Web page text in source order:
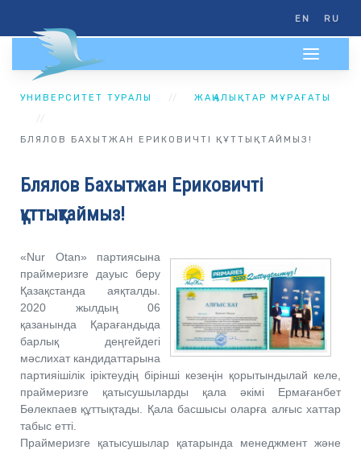
EN RU
УНИВЕРСИТЕТ ТУРАЛЫ ЖАҢАЛЫҚТАР МҰРАҒАТЫ
БЛЯЛОВ БАХЫТЖАН ЕРИКОВИЧТІ ҚҰТТЫҚТАЙМЫЗ!
Блялов Бахытжан Ериковичті
құттықтаймыз!
«Nur Otan» партиясына
праймеризге дауыс беру
Қазақстанда аяқталды.
2020 жылдың 06
қазанында Қарағандыда
барлық деңгейдегі
мәслихат кандидаттарына
партияішілік іріктеудің бірінші кезеңін қорытындылай келе,
праймеризге қатысушыларды қала әкімі Ермағанбет
Бөлекпаев құттықтады. Қала басшысы оларға алғыс хаттар
табыс етті.
Праймеризге қатысушылар қатарында менеджмент және